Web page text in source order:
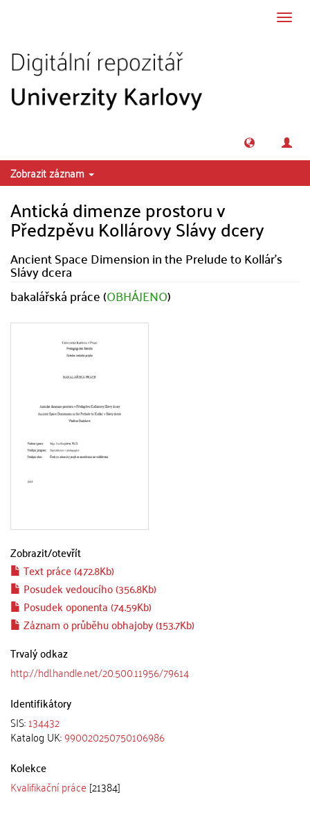
Zobrazit záznam
Antická dimenze prostoru v
Předzpěvu Kollárovy Slávy dcery
Ancient Space Dimension in the Prelude to Kollár's
Slávy dcera
bakalářská práce (OBHÁJENO)
Zobrazit/otevřít
Text práce (472.8Kb)
Posudek vedoucího (356.8Kb)
Posudek oponenta (74.59Kb)
Záznam o průběhu obhajoby (153.7Kb)
Trvalý odkaz
http://hdl.handle.net/20.500.11956/79614
Identifikátory
SIS:134432
Katalog UK:990020250750106986
Kolekce
Kvalifikační práce [21384]